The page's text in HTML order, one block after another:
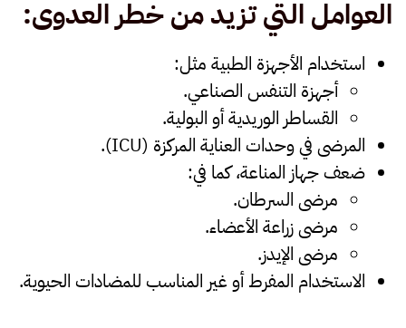
العوامل التي تزيد من خطر العدوى:
استخدام الأجهزة الطبية مثل:
أجهزة التنفس الصناعي.
القساطر الوريدية أو البولية.
المرضى في وحدات العناية المركزة (ICU).
ضعف جهاز المناعة، كما في:
مرضى السرطان.
مرضى زراعة الأعضاء.
مرضى الإيدز.
الاستخدام المفرط أو غير المناسب للمضادات الحيوية.